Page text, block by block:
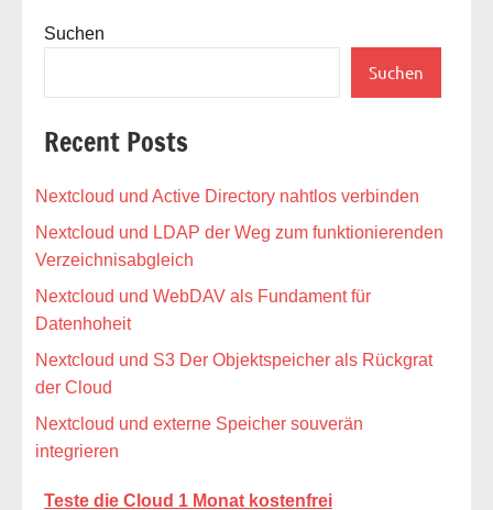
Suchen
Suchen
Recent Posts
Nextcloud und Active Directory nahtlos verbinden
Nextcloud und LDAP der Weg zum funktionierenden
Verzeichnisabgleich
Nextcloud und WebDAV als Fundament für
Datenhoheit
Nextcloud und S3 Der Objektspeicher als Rückgrat
der Cloud
Nextcloud und externe Speicher souverän
integrieren
Teste die Cloud 1 Monat kostenfrei